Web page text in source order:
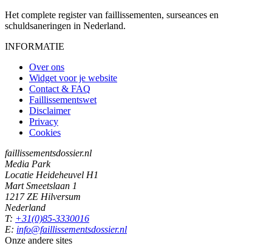
Het complete register van faillissementen, surseances en
schuldsaneringen in Nederland.
INFORMATIE
Over ons
Widget voor je website
Contact & FAQ
Faillissementswet
Disclaimer
Privacy
Cookies
faillissementsdossier.nl
Media Park
Locatie Heideheuvel H1
Mart Smeetslaan 1
1217 ZE Hilversum
Nederland
T: +31(0)85-3330016
E: info@faillissementsdossier.nl
Onze andere sites